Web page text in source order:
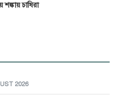
চাষিরা
2026